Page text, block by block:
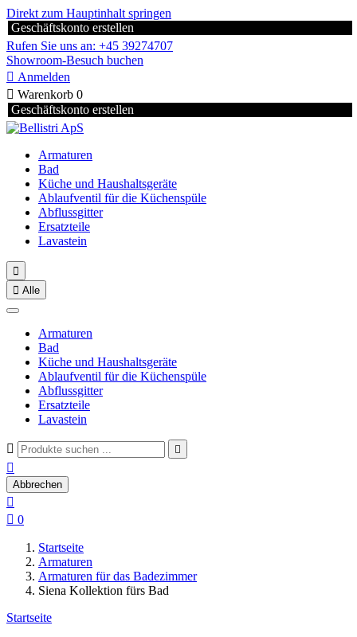
Direkt zum Hauptinhalt springen
Geschäftskonto erstellen
Rufen Sie uns an: +45 39274707
Showroom-Besuch buchen
 Anmelden
 Warenkorb 0
Geschäftskonto erstellen
Armaturen
Bad
Küche und Haushaltsgeräte
Ablaufventil für die Küchenspüle
Abflussgitter
Ersatzteile
Lavastein

 Alle
Armaturen
Bad
Küche und Haushaltsgeräte
Ablaufventil für die Küchenspüle
Abflussgitter
Ersatzteile
Lavastein
 

Abbrechen

 0
Startseite
Armaturen
Armaturen für das Badezimmer
Siena Kollektion fürs Bad
Startseite